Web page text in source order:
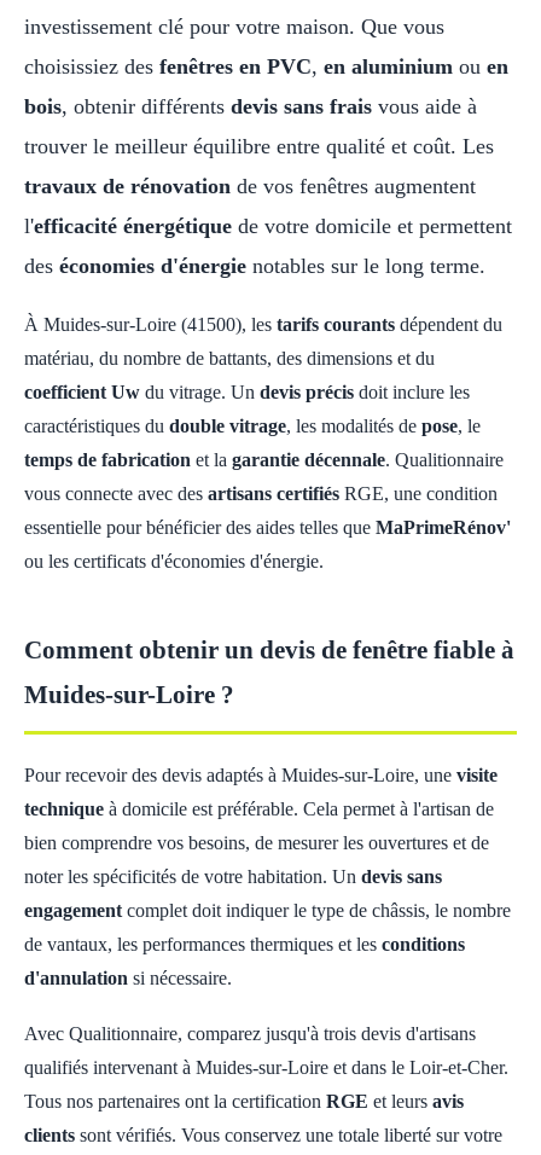
investissement clé pour votre maison. Que vous
choisissiez des fenêtres en PVC, en aluminium ou en
bois, obtenir différents devis sans frais vous aide à
trouver le meilleur équilibre entre qualité et coût. Les
travaux de rénovation de vos fenêtres augmentent
l'efficacité énergétique de votre domicile et permettent
des économies d'énergie notables sur le long terme.
À Muides-sur-Loire (41500), les tarifs courants dépendent du
matériau, du nombre de battants, des dimensions et du
coefficient Uw du vitrage. Un devis précis doit inclure les
caractéristiques du double vitrage, les modalités de pose, le
temps de fabrication et la garantie décennale. Qualitionnaire
vous connecte avec des artisans certifiés RGE, une condition
essentielle pour bénéficier des aides telles que MaPrimeRénov'
ou les certificats d'économies d'énergie.
Comment obtenir un devis de fenêtre fiable à
Muides-sur-Loire ?
Pour recevoir des devis adaptés à Muides-sur-Loire, une visite
technique à domicile est préférable. Cela permet à l'artisan de
bien comprendre vos besoins, de mesurer les ouvertures et de
noter les spécificités de votre habitation. Un devis sans
engagement complet doit indiquer le type de châssis, le nombre
de vantaux, les performances thermiques et les conditions
d'annulation si nécessaire.
Avec Qualitionnaire, comparez jusqu'à trois devis d'artisans
qualifiés intervenant à Muides-sur-Loire et dans le Loir-et-Cher.
Tous nos partenaires ont la certification RGE et leurs avis
clients sont vérifiés. Vous conservez une totale liberté sur votre